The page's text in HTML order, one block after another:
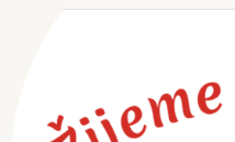
Preskočiť